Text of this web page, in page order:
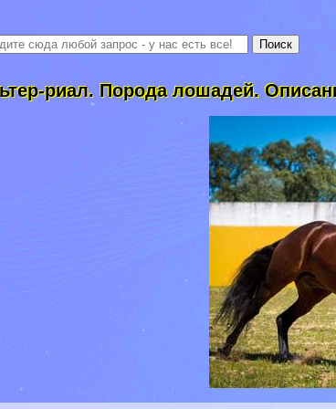
риал. Порода лошадей.